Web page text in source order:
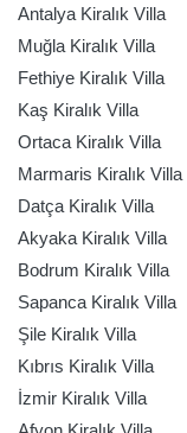
Antalya Kiralık Villa
Muğla Kiralık Villa
Fethiye Kiralık Villa
Kaş Kiralık Villa
Ortaca Kiralık Villa
Marmaris Kiralık Villa
Datça Kiralık Villa
Akyaka Kiralık Villa
Bodrum Kiralık Villa
Sapanca Kiralık Villa
Şile Kiralık Villa
Kıbrıs Kiralık Villa
İzmir Kiralık Villa